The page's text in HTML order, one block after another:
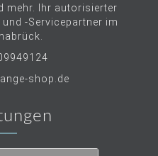
mehr. Ihr autorisierter
-Servicepartner im
shop.de